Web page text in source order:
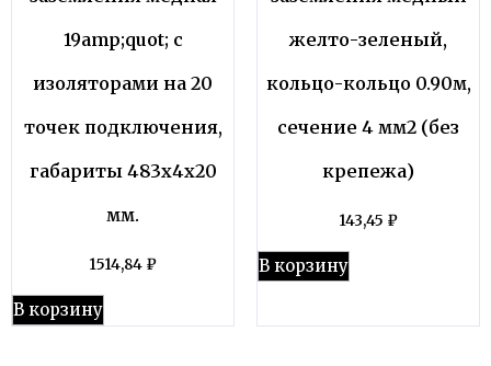
19amp;quot; с
изоляторами на 20
точек подключения,
габариты 483х4х20
мм.
1514,84 ₽
В корзину
желто-зеленый,
кольцо-кольцо 0.90м,
сечение 4 мм2 (без
крепежа)
143,45 ₽
В корзину